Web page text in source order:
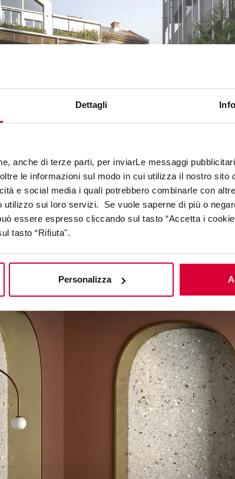
Dettagli
anche di terze parti, per inviarLe messaggi
le informazioni sul modo in cui utilizza il nostro sito
e social media i quali potrebbero combinarle con
utilizzo sui loro servizi. Se vuole saperne di più o
essere espresso cliccando sul tasto “Accetta i
tasto “Rifiuta".
Personalizza
DANS LE PROJET